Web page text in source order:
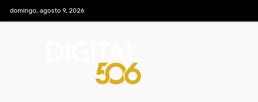
domingo, agosto 9, 2026